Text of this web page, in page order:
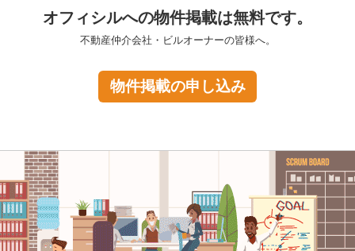
オフィシルへの物件掲載は無料です。
不動産仲介会社・ビルオーナーの皆様へ。
物件掲載の申し込み